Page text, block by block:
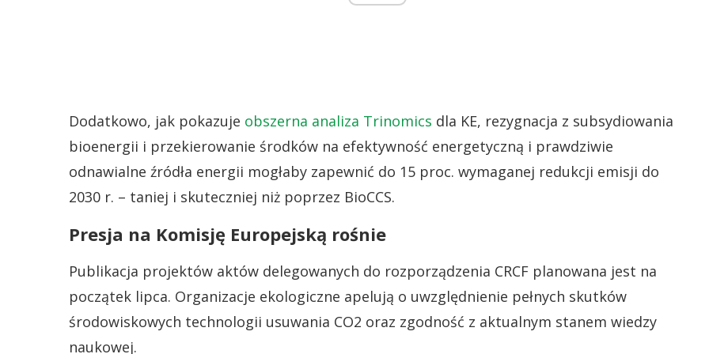
Dodatkowo, jak pokazuje obszerna analiza Trinomics dla KE, rezygnacja z subsydiowania
bioenergii i przekierowanie środków na efektywność energetyczną i prawdziwie
odnawialne źródła energii mogłaby zapewnić do 15 proc. wymaganej redukcji emisji do
2030 r. – taniej i skuteczniej niż poprzez BioCCS.
Presja na Komisję Europejską rośnie
Publikacja projektów aktów delegowanych do rozporządzenia CRCF planowana jest na
początek lipca. Organizacje ekologiczne apelują o uwzględnienie pełnych skutków
środowiskowych technologii usuwania CO2 oraz zgodność z aktualnym stanem wiedzy
naukowej.